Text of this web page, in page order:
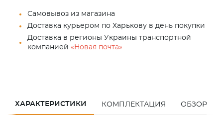
Самовывоз из магазина
Доставка курьером по Харькову в день покупки
Доставка в регионы Украины транспортной
компанией «Новая почта»
ХАРАКТЕРИСТИКИ КОМПЛЕКТАЦИЯ ОБЗОР